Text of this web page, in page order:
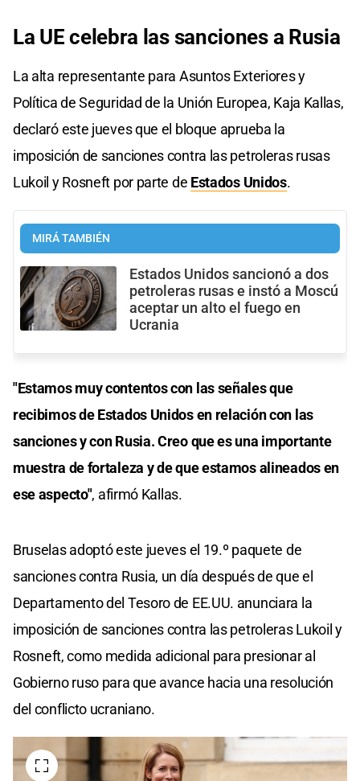
La UE celebra las sanciones a Rusia
La alta representante para Asuntos Exteriores y
Política de Seguridad de la Unión Europea, Kaja Kallas,
declaró este jueves que el bloque aprueba la
imposición de sanciones contra las petroleras rusas
Lukoil y Rosneft por parte de Estados Unidos.
MIRÁ TAMBIÉN
Estados Unidos sancionó a dos
petroleras rusas e instó a Moscú
aceptar un alto el fuego en
Ucrania
"Estamos muy contentos con las señales que
recibimos de Estados Unidos en relación con las
sanciones y con Rusia. Creo que es una importante
muestra de fortaleza y de que estamos alineados en
ese aspecto", afirmó Kallas.
Bruselas adoptó este jueves el 19.º paquete de
sanciones contra Rusia, un día después de que el
Departamento del Tesoro de EE.UU. anunciara la
imposición de sanciones contra las petroleras Lukoil y
Rosneft, como medida adicional para presionar al
Gobierno ruso para que avance hacia una resolución
del conflicto ucraniano.